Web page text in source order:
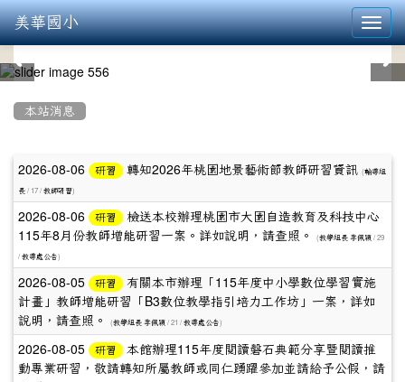
美華國小
本站消息
文
章
列
表
2026-08-06 研習 轉知2026年桃園地景藝術節教師研習資訊 (輔導組
長 / 17 / 教師研習)
2026-08-06 研習
檢送本校辦理桃園市大園自造教育及科技中心
115年8月份教師增能研習一案。詳如說明，請查照。
(教學組長 李佩穎 / 29
/ 教導處公告)
2026-08-05 研習
有關本市辦理「115年度中小學數位學習實施
計畫」教師增能研習「B3數位教學指引培力工作坊」一案，詳如
說明，請查照。
(教學組長 李佩穎 / 21 / 教導處公告)
2026-08-05 研習
本館辦理115年度閱讀磐石典範分享暨閱讀推
動專業研習，敬請轉知所屬教師或同仁踴躍參加並請給予公假，請